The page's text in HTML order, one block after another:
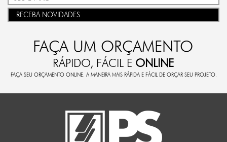
RECEBA NOVIDADES
FAÇA UM ORÇAMENTO
RÁPIDO, FÁCIL E ONLINE
FAÇA SEU ORÇAMENTO ONLINE. A MANEIRA MAIS RÁPIDA E FÁCIL DE ORÇAR SEU PROJETO.